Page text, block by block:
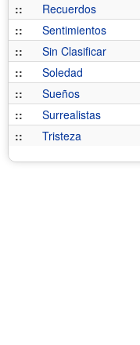
::
Recuerdos
::
Sentimientos
::
Sin Clasificar
::
Soledad
::
Sueños
::
Surrealistas
::
Tristeza